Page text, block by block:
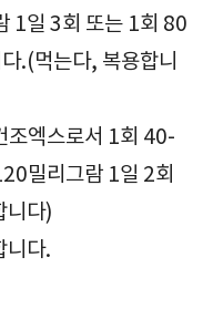
1일 3회 또는 1회 80
.(먹는다, 복용합니
조엑스로서 1회 40-
밀리그람 1일 2회
니다)
니다.